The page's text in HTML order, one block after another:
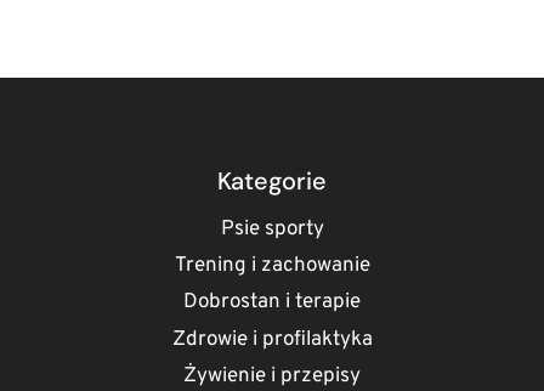
PSY
ALERGIKÓW!
Kategorie
Psie sporty
Trening i zachowanie
Dobrostan i terapie
Zdrowie i profilaktyka
Żywienie i przepisy